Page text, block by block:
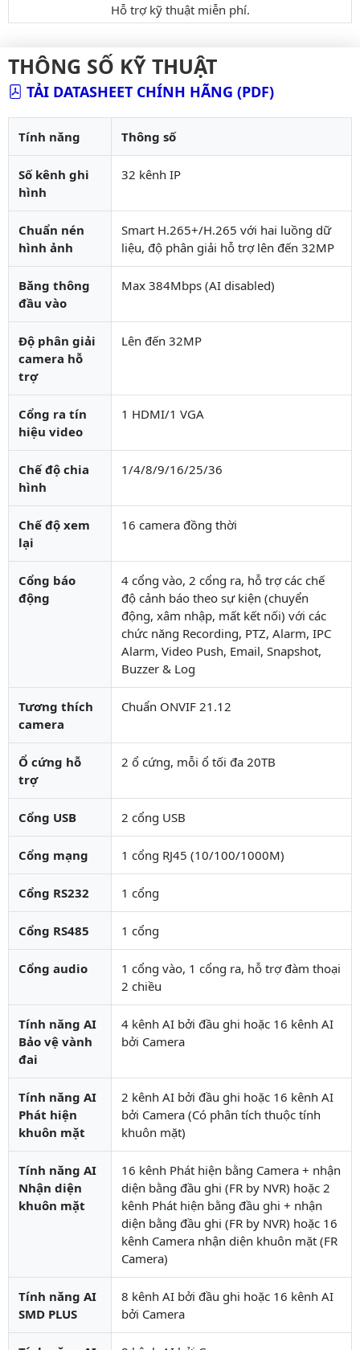
Hỗ trợ kỹ thuật miễn phí.
THÔNG SỐ KỸ THUẬT
TẢI DATASHEET CHÍNH HÃNG (PDF)
Tính năng Thông số
Số kênh ghi
hình
32 kênh IP
Chuẩn nén
hình ảnh
Smart H.265+/H.265 với hai luồng dữ
liệu, độ phân giải hỗ trợ lên đến 32MP
Băng thông
đầu vào
Max 384Mbps (AI disabled)
Độ phân giải
camera hỗ
trợ
Lên đến 32MP
Cổng ra tín
hiệu video
1 HDMI/1 VGA
Chế độ chia
hình
1/4/8/9/16/25/36
Chế độ xem
lại
16 camera đồng thời
Cổng báo
động
4 cổng vào, 2 cổng ra, hỗ trợ các chế
độ cảnh báo theo sự kiện (chuyển
động, xâm nhập, mất kết nối) với các
chức năng Recording, PTZ, Alarm, IPC
Alarm, Video Push, Email, Snapshot,
Buzzer & Log
Tương thích
camera
Chuẩn ONVIF 21.12
Ổ cứng hỗ
trợ
2 ổ cứng, mỗi ổ tối đa 20TB
Cổng USB 2 cổng USB
Cổng mạng 1 cổng RJ45 (10/100/1000M)
Cổng RS232 1 cổng
Cổng RS485 1 cổng
Cổng audio
1 cổng vào, 1 cổng ra, hỗ trợ đàm thoại
2 chiều
Tính năng AI
Bảo vệ vành
đai
4 kênh AI bởi đầu ghi hoặc 16 kênh AI
bởi Camera
Tính năng AI
Phát hiện
khuôn mặt
2 kênh AI bởi đầu ghi hoặc 16 kênh AI
bởi Camera (Có phân tích thuộc tính
khuôn mặt)
Tính năng AI
Nhận diện
khuôn mặt
16 kênh Phát hiện bằng Camera + nhận
diện bằng đầu ghi (FR by NVR) hoặc 2
kênh Phát hiện bằng đầu ghi + nhận
diện bằng đầu ghi (FR by NVR) hoặc 16
kênh Camera nhận diện khuôn mặt (FR
Camera)
Tính năng AI
SMD PLUS
8 kênh AI bởi đầu ghi hoặc 16 kênh AI
bởi Camera